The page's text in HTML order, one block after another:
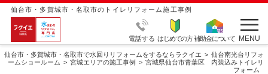
仙台市・多賀城市・名取市のトイレリフォーム施工事例
電話する はじめての方補助金について MENU
仙台市・多賀城市・名取市で水回りリフォームをするならラクイエ
仙台南光台リフォ
ームショールーム
宮城エリアの施工事例
宮城県仙台市青葉区 内装込みトイレリ
フォーム